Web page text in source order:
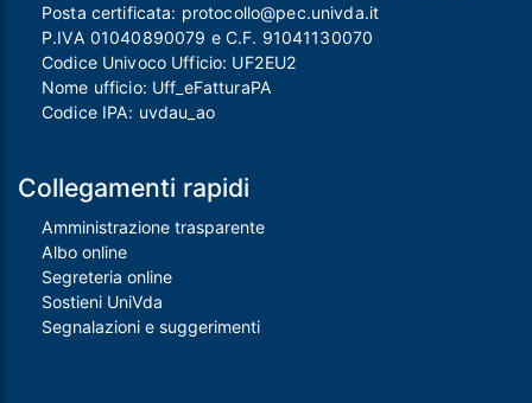
Posta certificata: protocollo@pec.univda.it
P.IVA 01040890079 e C.F. 91041130070
Codice Univoco Ufficio: UF2EU2
Nome ufficio: Uff_eFatturaPA
Codice IPA: uvdau_ao
Collegamenti rapidi
Amministrazione trasparente
Albo online
Segreteria online
Sostieni UniVda
Segnalazioni e suggerimenti